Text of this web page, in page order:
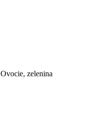
Ovocie, zelenina